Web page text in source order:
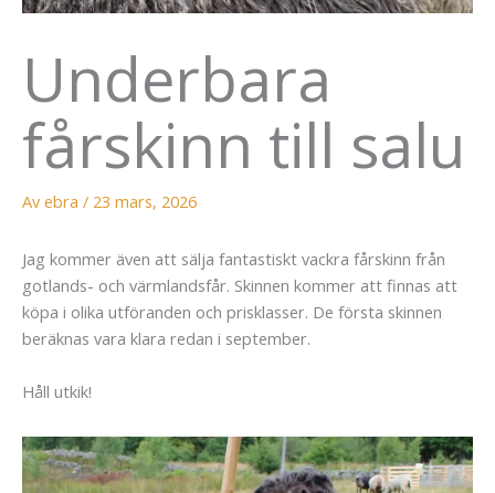
Underbara
fårskinn till salu
Av ebra / 23 mars, 2026
Jag kommer även att sälja fantastiskt vackra fårskinn från
gotlands- och värmlandsfår. Skinnen kommer att finnas att
köpa i olika utföranden och prisklasser. De första skinnen
beräknas vara klara redan i september.
Håll utkik!